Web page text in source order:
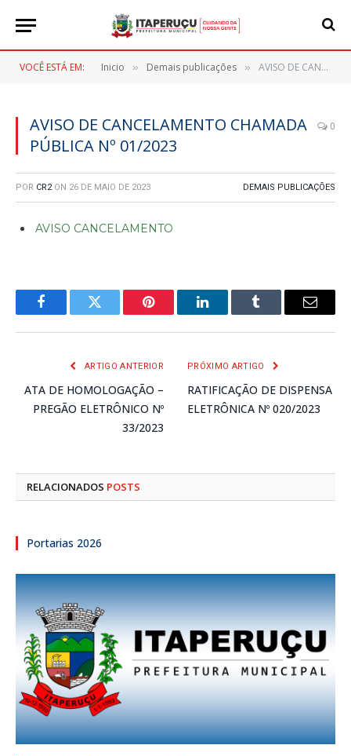
VOCÊ ESTÁ EM: Inicio » Demais publicações » AVISO DE CANCELAMENTO CHAMADA PÚBLICA Nº 01/2023
AVISO DE CANCELAMENTO CHAMADA
PÚBLICA Nº 01/2023
0
POR CR2 ON 26 DE MAIO DE 2023 DEMAIS PUBLICAÇÕES
AVISO CANCELAMENTO
FacebookTwitter Pinterest LinkedInTumblr
E-
ARTIGO ANTERIOR
ATA DE HOMOLOGAÇÃO –
PREGÃO ELETRÔNICO Nº
33/2023
PRÓXIMO ARTIGO
RATIFICAÇÃO DE DISPENSA
ELETRÔNICA Nº 020/2023
RELACIONADOS POSTS
Portarias 2026